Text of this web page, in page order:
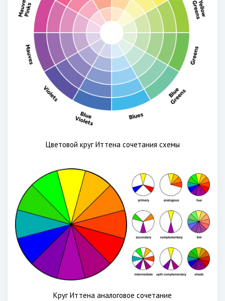
Цветовой круг Иттена сочетания схемы
Круг Иттена аналоговое сочетание